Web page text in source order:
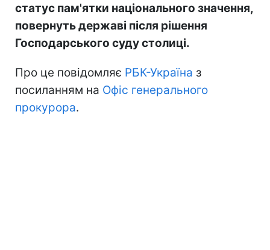
статус пам'ятки національного значення,
повернуть державі після рішення
Господарського суду столиці.
Про це повідомляє РБК-Україна з
посиланням на Офіс генерального
прокурора.